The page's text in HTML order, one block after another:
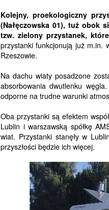
Kolejny, proekologiczny
(Nałęczowska 01), tuż obok
tzw. zielony przystanek,
przystanki funkcjonują już m.in.
Rzeszowie.
Na dachu wiaty posadzone
absorbowania dwutlenku
odporne na trudne warunki
Oba przystanki są efektem
Lublin i warszawską spółkę
wiat. Przystanki stanęły w
przyszłości będzie ich więcej.